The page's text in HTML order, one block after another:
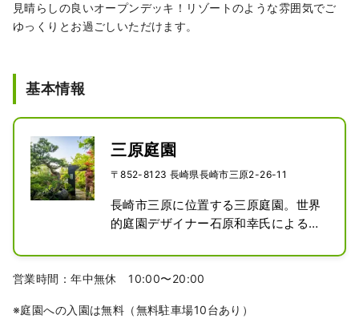
見晴らしの良いオープンデッキ！リゾートのような雰囲気でご
ゆっくりとお過ごしいただけます。
基本情報
三原庭園
〒852-8123 長崎県長崎市三原2-26-11
長崎市三原に位置する三原庭園。世界
的庭園デザイナー石原和幸氏によるプ
り続けているオープンガーデンです。
庭園には和・洋と２つの庭だけでな
雑貨店、植物の販売、風景盆栽、ギャ
営業時間：年中無休 10:00〜20:00
​※庭園への入園は無料​（無料駐車場10台あり）